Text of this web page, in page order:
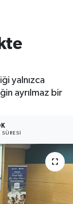
yalnızca
ayrılmaz bir